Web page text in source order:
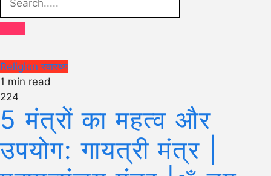
Religionस्वास्थ्य
1 min read
224
5 मंत्रों का महत्व और
उपयोग: गायत्री मंत्र |